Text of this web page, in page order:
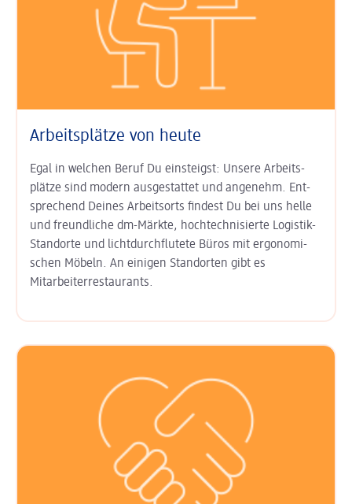
Arbeitsplätze von heute
Egal in welchen Beruf Du einsteigst: Unsere Arbeits­
plätze sind modern aus­gestattet und angenehm. Ent­
sprechend Deines Arbeits­orts findest Du bei uns helle
und freund­liche dm-Märkte, hoch­technisierte Logistik-
Standorte und licht­durchflutete Büros mit ergo­nomi­
schen Möbeln. An einigen Stand­orten gibt es
Mitarbeiter­restaurants.